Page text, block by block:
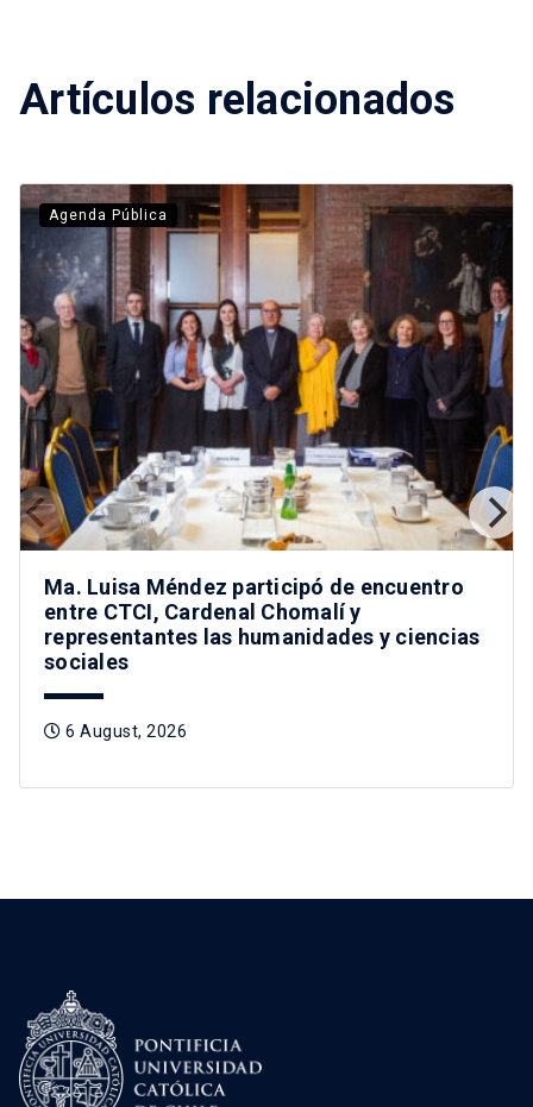
Artículos relacionados
Agenda Pública
Ma. Luisa Méndez participó de encuentro
entre CTCI, Cardenal Chomalí y
representantes las humanidades y ciencias
sociales
6 August, 2026